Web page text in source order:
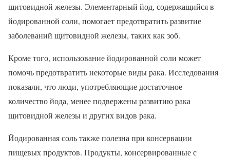
щитовидной железы. Элементарный йод, содержащийся в
йодированной соли, помогает предотвратить развитие
заболеваний щитовидной железы, таких как зоб.
Кроме того, использование йодированной соли может
помочь предотвратить некоторые виды рака. Исследования
показали, что люди, употребляющие достаточное
количество йода, менее подвержены развитию рака
щитовидной железы и других видов рака.
Йодированная соль также полезна при консервации
пищевых продуктов. Продукты, консервированные с